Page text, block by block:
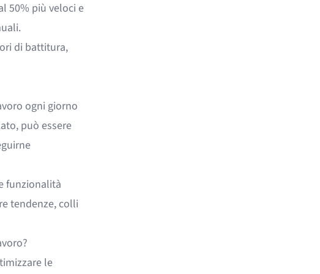
50% più veloci e
di battitura,
ogni giorno
può essere
funzionalità
tendenze, colli
le